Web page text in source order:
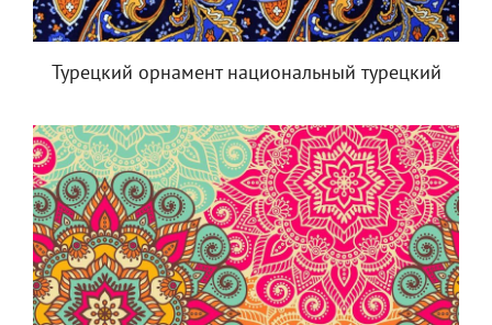
Турецкий орнамент национальный турецкий